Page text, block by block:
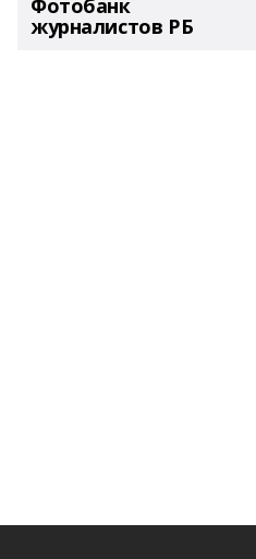
Фотобанк
журналистов РБ